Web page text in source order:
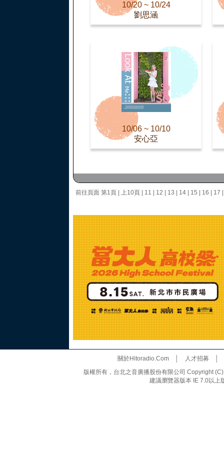
10/20 ~ 10/24
劉思涵
10/06 ~ 10/10
安心亞
前往頁面 第1頁 上10頁 11 12 13 14 15 16 17
關於Hitoradio.Com│ 人才招募
版權所有，台北之音廣播股份有限公司 Copyright
建議瀏覽器版本 IE 7.0以上